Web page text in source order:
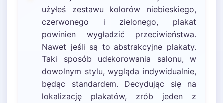
użyłeś zestawu kolorów niebieskiego,
czerwonego i zielonego, plakat
powinien wygładzić przeciwieństwa.
Nawet jeśli są to abstrakcyjne plakaty.
Taki sposób udekorowania salonu, w
dowolnym stylu, wygląda indywidualnie,
będąc standardem. Decydując się na
lokalizację plakatów, zrób jeden z